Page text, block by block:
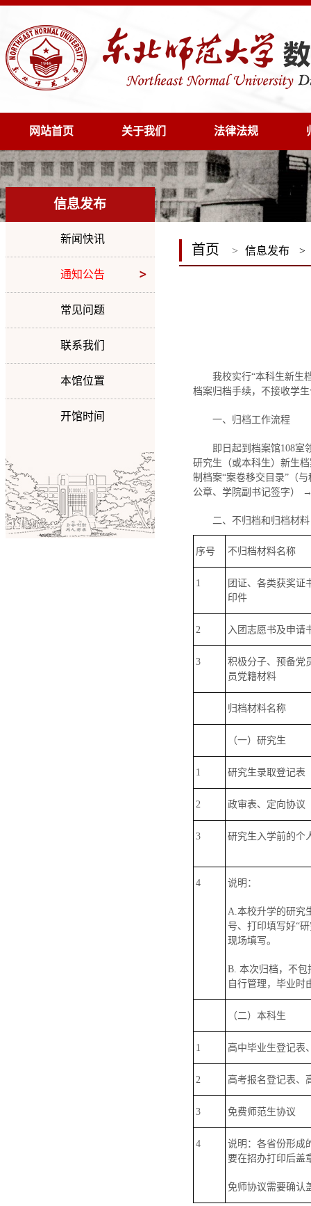
网站首页 关于我们 法律法规
信息发布
新闻快讯
通知公告
常见问题
联系我们
本馆位置
开馆时间
首页 > 信息发布 >
我校实行“本科生新生
档案归档手续，不接收学
一、归档工作流程
即日起到档案馆108
研究生（或本科生）新生
制档案“案卷移交目录”（
公章、学院副书记签字）
二、不归档和归档材料
序号 不归档材料名称
1
团证、各类获奖证
印件
2 入团志愿书及申请
3
积极分子、预备党
员党籍材料
归档材料名称
（一）研究生
1 研究生录取登记表
2 政审表、定向协议
3 研究生入学前的个
4 说明：
A.本校升学的研究
号、打印填写好“
现场填写。
B. 本次归档，不包
自行管理，毕业时
（二）本科生
1 高中毕业生登记表
2 高考报名登记表、
3 免费师范生协议
4
说明：各省份形成
要在招办打印后盖
免师协议需要确认